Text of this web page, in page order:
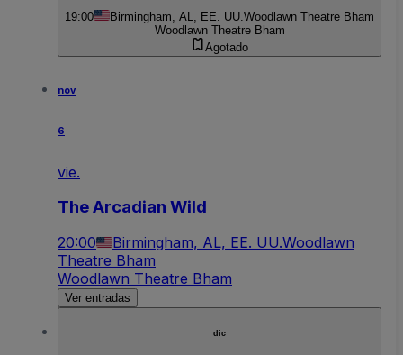
19:00 Birmingham, AL, EE. UU.Woodlawn Theatre Bham
Woodlawn Theatre Bham
Agotado
nov
6
vie.
The Arcadian Wild
20:00 Birmingham, AL, EE. UU.Woodlawn
Theatre Bham
Woodlawn Theatre Bham
Ver entradas
dic